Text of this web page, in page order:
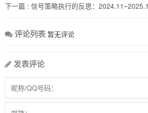
下一篇 : 信号策略执行的反思：2024.11~2025.1
评论列表 暂无评论
发表评论